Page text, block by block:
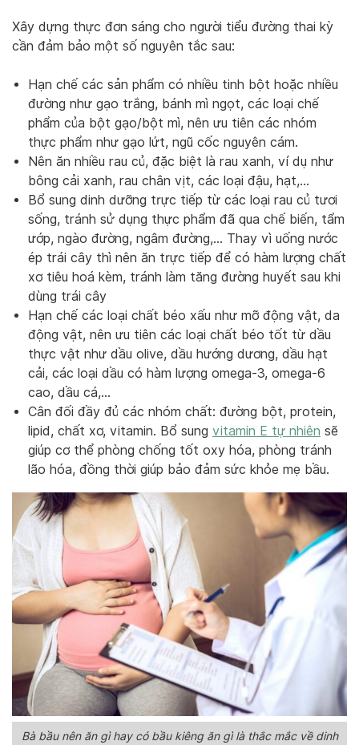
Xây dựng thực đơn sáng cho người tiểu đường thai kỳ
cần đảm bảo một số nguyên tắc sau:
Hạn chế các sản phẩm có nhiều tinh bột hoặc nhiều
đường như gạo trắng, bánh mì ngọt, các loại chế
phẩm của bột gạo/bột mì, nên ưu tiên các nhóm
thực phẩm như gạo lứt, ngũ cốc nguyên cám.
Nên ăn nhiều rau củ, đặc biệt là rau xanh, ví dụ như
bông cải xanh, rau chân vịt, các loại đậu, hạt,…
Bổ sung dinh dưỡng trực tiếp từ các loại rau củ tươi
sống, tránh sử dụng thực phẩm đã qua chế biến, tẩm
ướp, ngào đường, ngâm đường,… Thay vì uống nước
ép trái cây thì nên ăn trực tiếp để có hàm lượng chất
xơ tiêu hoá kèm, tránh làm tăng đường huyết sau khi
dùng trái cây
Hạn chế các loại chất béo xấu như mỡ động vật, da
động vật, nên ưu tiên các loại chất béo tốt từ dầu
thực vật như dầu olive, dầu hướng dương, dầu hạt
cải, các loại dầu có hàm lượng omega-3, omega-6
cao, dầu cá,…
Cân đối đầy đủ các nhóm chất: đường bột, protein,
lipid, chất xơ, vitamin. Bổ sung vitamin E tự nhiên sẽ
giúp cơ thể phòng chống tốt oxy hóa, phòng tránh
lão hóa, đồng thời giúp bảo đảm sức khỏe mẹ bầu.
Bà bầu nên ăn gì hay có bầu kiêng ăn gì là thắc mắc về dinh